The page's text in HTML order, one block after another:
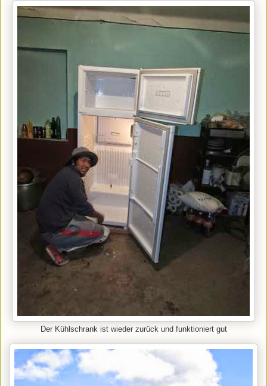
Der Kühlschrank ist wieder zurück und funktioniert gut